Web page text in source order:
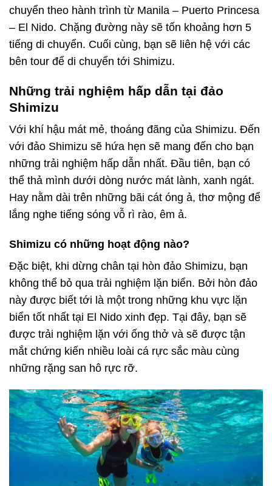
chuyển theo hành trình từ Manila – Puerto Princesa
– El Nido. Chặng đường này sẽ tốn khoảng hơn 5
tiếng di chuyển. Cuối cùng, bạn sẽ liên hệ với các
bên tour để di chuyển tới Shimizu.
Những trải nghiệm hấp dẫn tại đảo
Shimizu
Với khí hậu mát mẻ, thoáng đãng của Shimizu. Đến
với đảo Shimizu sẽ hứa hẹn sẽ mang đến cho bạn
những trải nghiệm hấp dẫn nhất. Đầu tiên, bạn có
thể thả mình dưới dòng nước mát lành, xanh ngát.
Hay nằm dài trên những bãi cát óng ả, thơ mộng để
lắng nghe tiếng sóng vỗ rì rào, êm ả.
Shimizu có những hoạt động nào?
Đặc biệt, khi dừng chân tại hòn đảo Shimizu, bạn
không thể bỏ qua trải nghiệm lặn biển. Bởi hòn đảo
này được biết tới là một trong những khu vực lặn
biển tốt nhất tại El Nido xinh đẹp. Tại đây, bạn sẽ
được trải nghiệm lặn với ống thở và sẽ được tận
mắt chứng kiến nhiều loài cá rực sắc màu cùng
những rặng san hô rực rỡ.